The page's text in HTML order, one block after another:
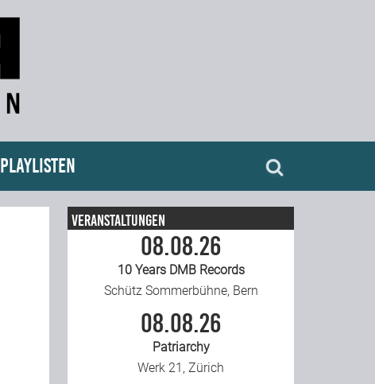
Playlisten
Veranstaltungen
08.08.26
10 Years DMB Records
Schütz Sommerbühne, Bern
08.08.26
Patriarchy
Werk 21, Zürich